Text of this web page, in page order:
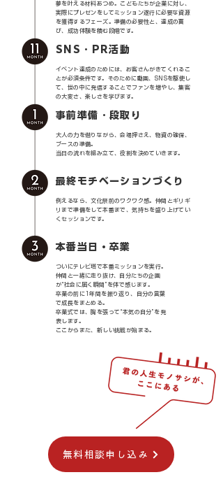
夢を叶える材料あつめ。こどもたちが企業に対し、
実際にプレゼンをしてミッション遂行に必要な資源
を獲得するフェーズ。準備の必要性と、達成の喜
び、成功体験を積む段階です。
SNS・PR活動
イベント達成のためには、お客さんがきてくれるこ
とが必須条件です。そのために動画、SNSを駆使し
て、世の中に発信することでファンを増やし、集客
の大変さ、楽しさを学びます。
事前準備・段取り
大人の力を借りながら、会場押さえ、物資の確保、
ブースの準備。
当日の流れを組み立て、役割を決めていきます。
最終モチベーションづくり
例えるなら、文化祭前のワクワク感。仲間とギリギ
リまで準備をして本番まで、気持ちを盛り上げてい
くセッションです。
​本番当日・卒業
ついにテレビ塔で本番ミッションを実行。
仲間と一緒に走り抜け、自分たちの企画
が“社会に届く瞬間”を体で感じます。
卒業の前に1年間を振り返り、自分の言葉
で成長をまとめる。
卒業式では、胸を張って“本気の自分”を発
表します。
ここからまた、新しい挑戦が始まる。
無料相談申し込み